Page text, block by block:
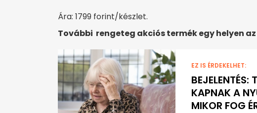
Ára: 1799 forint/készlet.
További rengeteg akciós termék egy helyen az
EZ IS ÉRDEKELHET:
BEJELENTÉS:
KAPNAK A
MIKOR FOG